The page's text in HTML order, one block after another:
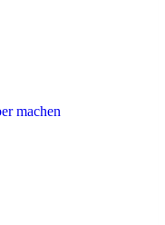
machen